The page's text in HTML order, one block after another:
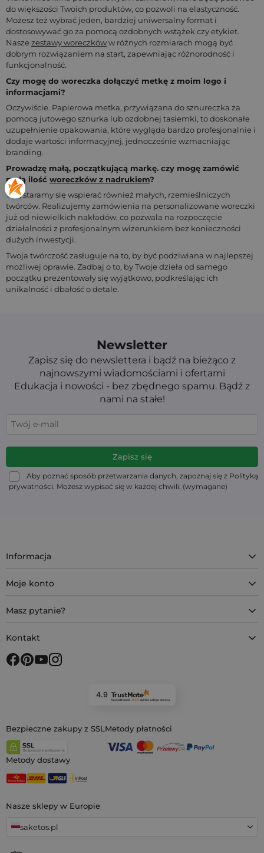
do większości Twoich produktów, co pozwoli na elastyczność.
Możesz też wybrać jeden, bardziej uniwersalny format i
dostosowywać go za pomocą ozdobnych wstążek czy etykiet.
Nasze zestawy woreczkóww różnych rozmiarach mogą być
dobrym rozwiązaniem na start, zapewniając różnorodność i
funkcjonalność.
Czy mogę do woreczka dołączyć metkę z moim logo i
informacjami?
Oczywiście. Papierowa metka, przywiązana do sznureczka za
pomocą jutowego sznurka lub ozdobnej tasiemki, to doskonałe
uzupełnienie opakowania, które wygląda bardzo profesjonalnie i
dodaje wartości informacyjnej, jednocześnie wzmacniając
branding.
Prowadzę małą, początkującą markę. czy mogę zamówić
małą ilość woreczków z nadrukiem?
Tak, staramy się wspierać również małych, rzemieślniczych
twórców. Realizujemy zamówienia na personalizowane woreczki
już od niewielkich nakładów, co pozwala na rozpoczęcie
działalności z profesjonalnym wizerunkiem bez konieczności
dużych inwestycji.
Twoja twórczość zasługuje na to, by być podziwiana w najlepszej
możliwej oprawie. Zadbaj o to, by Twoje dzieła od samego
początku prezentowały się wyjątkowo, podkreślając ich
unikalność i dbałość o detale.
Newsletter
Zapisz się do newslettera i bądź na bieżąco z
najnowszymi wiadomościami i ofertami
Edukacja i nowości - bez zbędnego spamu. Bądź z
nami na stałe!
Aby poznać sposób przetwarzania danych, zapoznaj się z Polityką
prywatności. Możesz wypisać się w każdej chwili. (wymagane)
Nasze sklepy w Europie
saketos.pl
Informacja
Moje konto
Masz pytanie?
Kontakt
4.9
Na podstawie 11 915opiniiz całego okresu
Bezpieczne zakupy z SSLMetody płatności
Metody dostawy